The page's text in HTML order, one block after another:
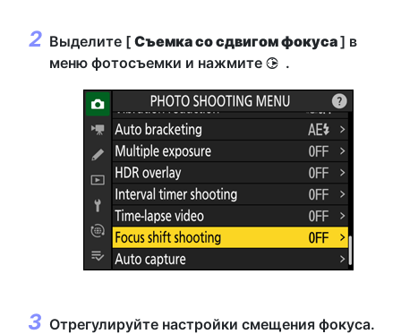
Выделите [ Съемка со сдвигом фокуса] в
меню фотосъемки и нажмите 2 .
Отрегулируйте настройки смещения фокуса.